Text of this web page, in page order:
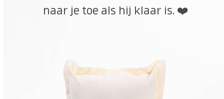
naar je toe als hij klaar is. ❤️